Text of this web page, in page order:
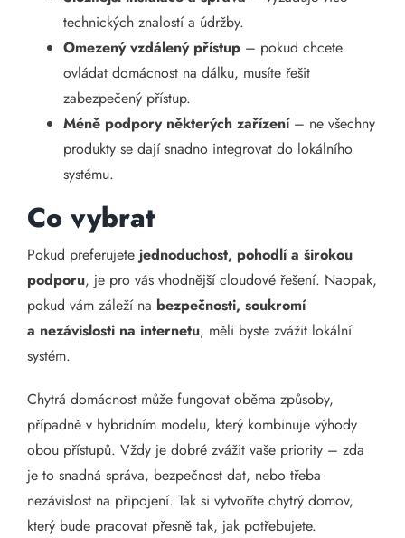
technických znalostí a údržby.
Omezený vzdálený přístup – pokud chcete
ovládat domácnost na dálku, musíte řešit
zabezpečený přístup.
Méně podpory některých zařízení– ne všechny
produkty se dají snadno integrovat do lokálního
systému.
Co vybrat
Pokud preferujete jednoduchost, pohodlí a širokou
podporu, je pro vás vhodnější cloudové řešení. Naopak,
pokud vám záleží na bezpečnosti, soukromí
a nezávislosti na internetu, měli byste zvážit lokální
systém.
Chytrá domácnost může fungovat oběma způsoby,
případně v hybridním modelu, který kombinuje výhody
obou přístupů. Vždy je dobré zvážit vaše priority – zda
je to snadná správa, bezpečnost dat, nebo třeba
nezávislost na připojení. Tak si vytvoříte chytrý domov,
který bude pracovat přesně tak, jak potřebujete.